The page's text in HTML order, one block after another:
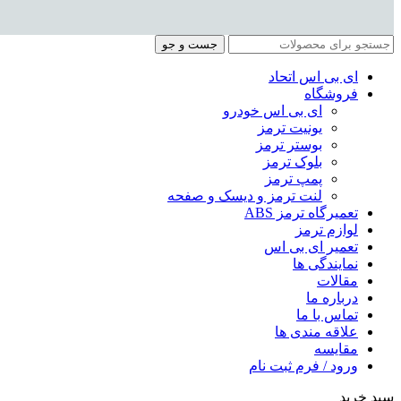
جست و جو
ای بی اس اتحاد
فروشگاه
ای بی اس خودرو
یونیت ترمز
بوستر ترمز
بلوک ترمز
پمپ ترمز
لنت ترمز و دیسک و صفحه
تعمیرگاه ترمز ABS
لوازم ترمز
تعمیر ای بی اس
نمایندگی ها
مقالات
درباره ما
تماس با ما
علاقه مندی ها
مقایسه
ورود / فرم ثبت نام
سبد خرید